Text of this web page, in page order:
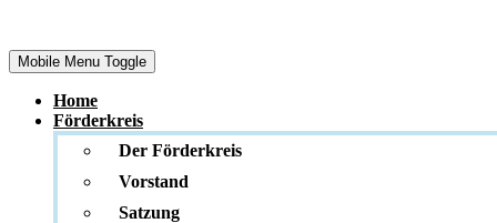
Mobile Menu Toggle
Home
Förderkreis
Der Förderkreis
Vorstand
Satzung